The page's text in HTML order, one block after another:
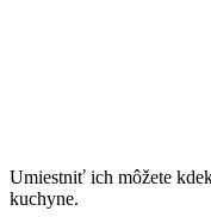
Umiestniť ich môžete
kuchyne.